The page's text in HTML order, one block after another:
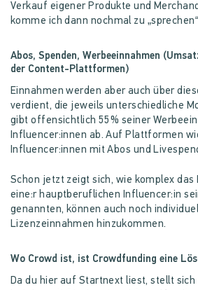
Verkauf eigener Produkte und
komme ich dann nochmal zu
Abos, Spenden, Werbeeinnahmen
der Content-Plattformen)
Einnahmen werden aber auch über
verdient, die jeweils unterschiedliche
gibt offensichtlich 55% seiner
Influencer:innen ab. Auf Plattformen
Influencer:innen mit Abos und
Schon jetzt zeigt sich, wie komplex das
eine:r hauptberuflichen Influencer:in
genannten, können auch noch
Lizenzeinnahmen hinzukommen.
Wo Crowd ist, ist Crowdfunding eine
Da du hier auf Startnext liest, stellt sich